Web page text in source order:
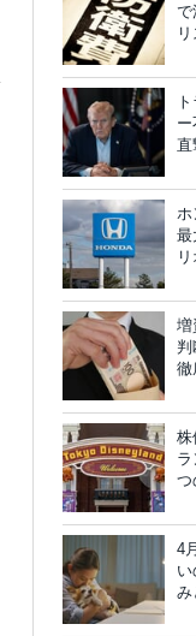
で
直
ホ
最
増
徹
株
つ
4
み